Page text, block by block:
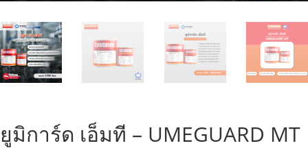
ยูมิการ์ด เอ็มที – UMEGUARD MT